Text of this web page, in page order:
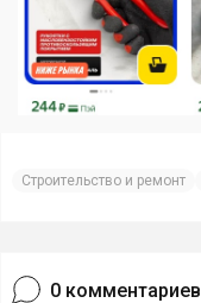
Строительство и ремонт
0 комментариев